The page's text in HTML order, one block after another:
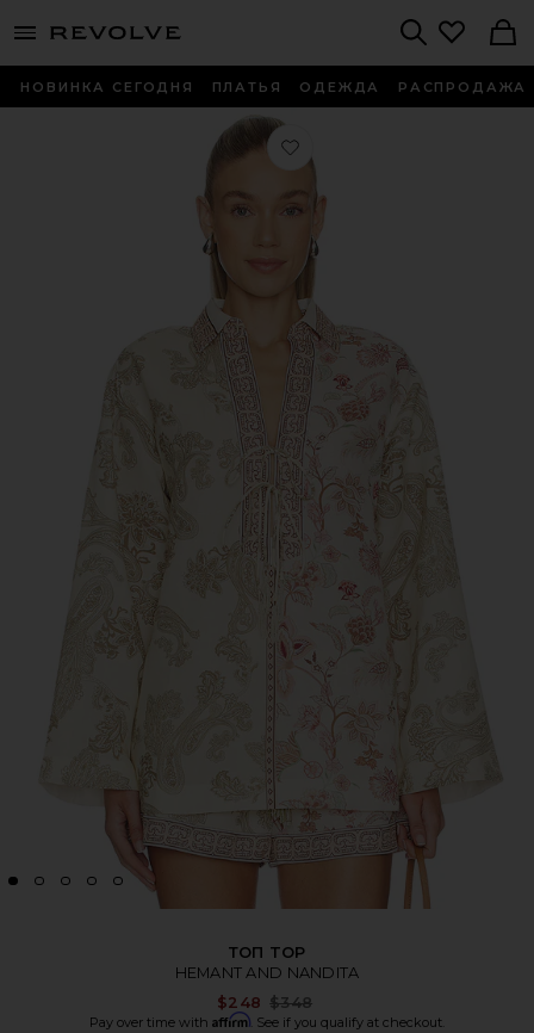
menu - shows more content
НОВИНКА СЕГОДНЯ ПЛАТЬЯ ОДЕЖДА РАСПРОДАЖА
Любимое ТОП TOP
ТОП TOP
HEMANT AND NANDITA
$248 Previous price:
$348
Pay over time with Affirm . See if you qualify at checkout.